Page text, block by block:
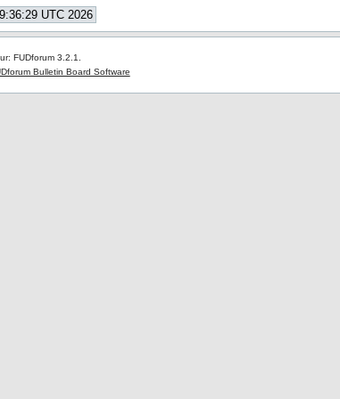
UTC 2026
FUDforum 3.2.1.
Bulletin Board Software